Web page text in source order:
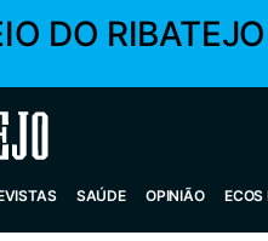
DO RIBATEJO
SAÚDE OPINIÃO ECOS